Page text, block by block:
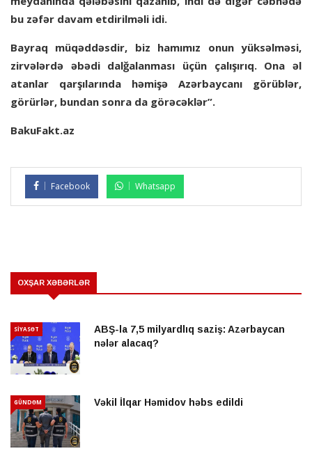
bu zəfər davam etdirilməli idi.
Bayraq müqəddəsdir, biz hamımız onun yüksəlməsi,
zirvələrdə əbədi dalğalanması üçün çalışırıq. Ona əl
atanlar qarşılarında həmişə Azərbaycanı görüblər,
görürlər, bundan sonra da görəcəklər”.
BakuFakt.az
Facebook Whatsapp
OXŞAR XƏBƏRLƏR
SİYASƏT
ABŞ-la 7,5 milyardlıq saziş: Azərbaycan
nələr alacaq?
GÜNDƏM Vəkil İlqar Həmidov həbs edildi